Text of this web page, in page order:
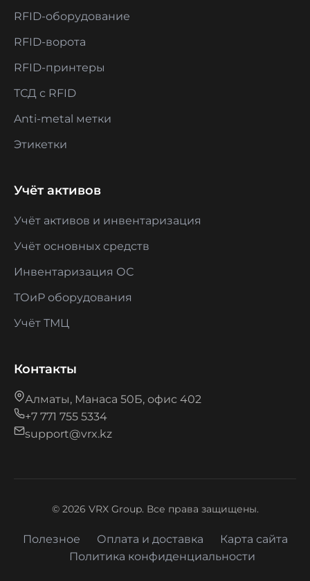
RFID-оборудование
RFID-ворота
RFID-принтеры
ТСД с RFID
Anti-metal метки
Этикетки
Учёт активов
Учёт активов и инвентаризация
Учёт основных средств
Инвентаризация ОС
ТОиР оборудования
Учёт ТМЦ
Контакты
Алматы, Манаса 50Б, офис 402
+7 771 755 5334
support@vrx.kz
© 2026 VRX Group. Все права защищены.
Полезное Оплата и доставка
Карта сайта
Политика конфиденциальности